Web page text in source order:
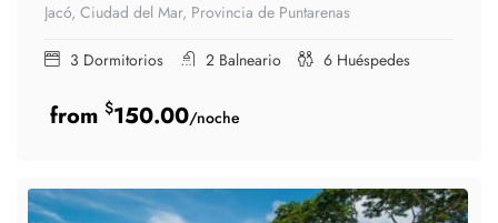
Jacó, Ciudad del Mar, Provincia de Puntarenas
3 Dormitorios 2 Balneario 6 Huéspedes
$150.00/noche